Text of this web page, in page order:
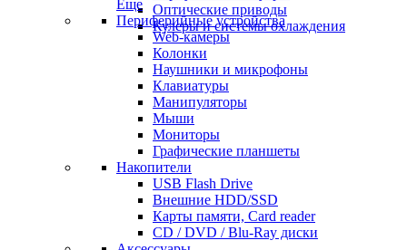
Оптические приводы
Кулеры и системы охлаждения
Еще
Периферийные устройства
Web-камеры
Колонки
Наушники и микрофоны
Клавиатуры
Манипуляторы
Мыши
Мониторы
Графические планшеты
Накопители
USB Flash Drive
Внешние HDD/SSD
Карты памяти, Card reader
CD / DVD / Blu-Ray диски